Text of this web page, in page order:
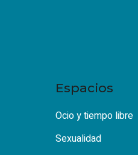
Espacios
Ocio y tiempo libre
Sexualidad